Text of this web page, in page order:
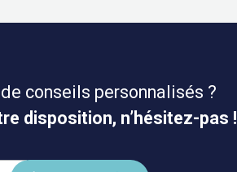
conseils personnalisés ?
disposition, n’hésitez-pas !